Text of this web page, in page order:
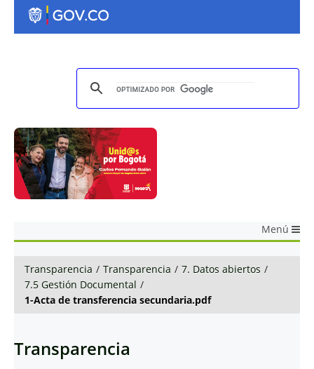
Menú
Transparencia / Transparencia / 7. Datos abiertos /
7.5 Gestión Documental /
1-Acta de transferencia secundaria.pdf
Transparencia